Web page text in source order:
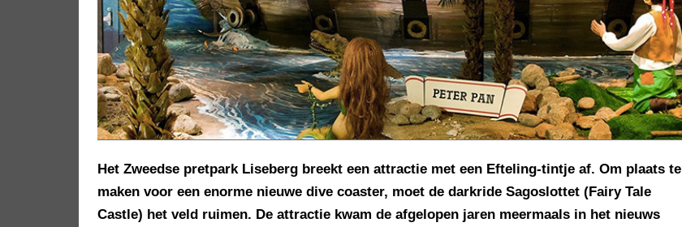
Het Zweedse pretpark Liseberg breekt een attractie met een Efteling-tintje af. Om plaats te
maken voor een enorme nieuwe dive coaster, moet de darkride Sagoslottet (Fairy Tale
Castle) het veld ruimen. De attractie kwam de afgelopen jaren meermaals in het nieuws